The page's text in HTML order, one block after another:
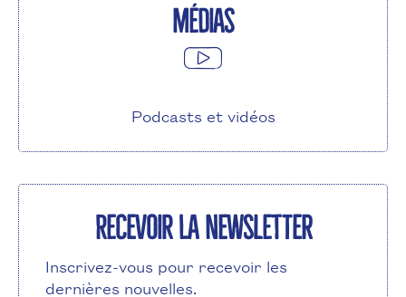
Médias
Podcasts et vidéos
Recevoir la newsletter
Inscrivez-vous pour recevoir les
dernières nouvelles.